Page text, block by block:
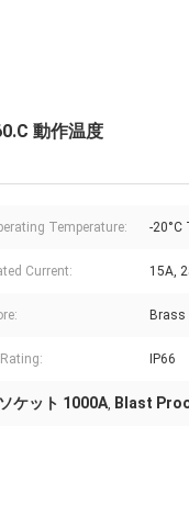
動作温度
Temperature: -20°C
Current: 15A,
Brass
Rating: IP66
ケット 1000A, Blast